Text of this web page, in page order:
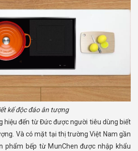
kế độc đáo ân tượng
Và có mặt tại thị trường Việt Nam gần
phẩm bếp từ MunChen được nhập khẩu